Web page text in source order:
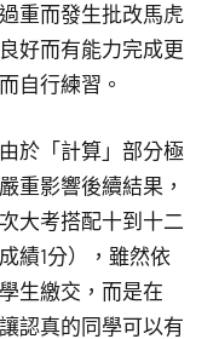
重而發生批改馬虎
好而有能力完成更
自行練習。
於「計算」部分極
重影響後續結果，
大考搭配十到十二
績1分），雖然依
生繳交，而是在
認真的同學可以有